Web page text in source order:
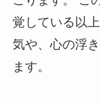
覚している以
気や、心の浮
ます。